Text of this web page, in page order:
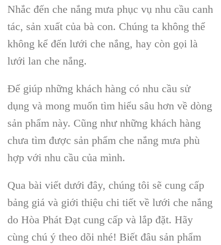
Nhắc đến che nắng mưa phục vụ nhu cầu canh
tác, sản xuất của bà con. Chúng ta không thể
không kể đến lưới che nắng, hay còn gọi là
lưới lan che nắng.
Để giúp những khách hàng có nhu cầu sử
dụng và mong muốn tìm hiểu sâu hơn về dòng
sản phẩm này. Cũng như những khách hàng
chưa tìm được sản phẩm che nắng mưa phù
hợp với nhu cầu của mình.
Qua bài viết dưới đây, chúng tôi sẽ cung cấp
bảng giá và giới thiệu chi tiết về lưới che nắng
do Hòa Phát Đạt cung cấp và lắp đặt. Hãy
cùng chú ý theo dõi nhé! Biết đâu sản phẩm